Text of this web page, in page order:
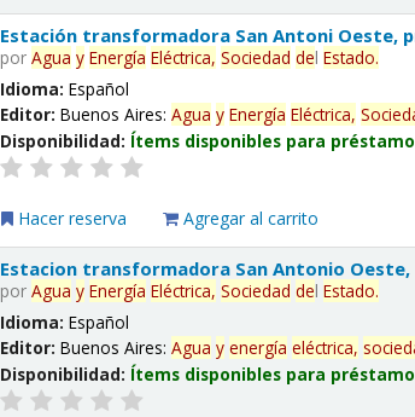
Estación transformadora San Antoni Oeste,
porAgua y Energía Eléctrica, Sociedad delEstado.
Idioma:Español
Editor:Buenos Aires:Agua y Energía Eléctrica,
Disponibilidad: Ítems disponibles para
Hacer reserva Agregar al carrito
Estacion transformadora San Antonio Oeste,
porAgua y Energía Eléctrica, Sociedad delEstado.
Idioma:Español
Editor:Buenos Aires:Agua y energía eléctrica,
Disponibilidad: Ítems disponibles para